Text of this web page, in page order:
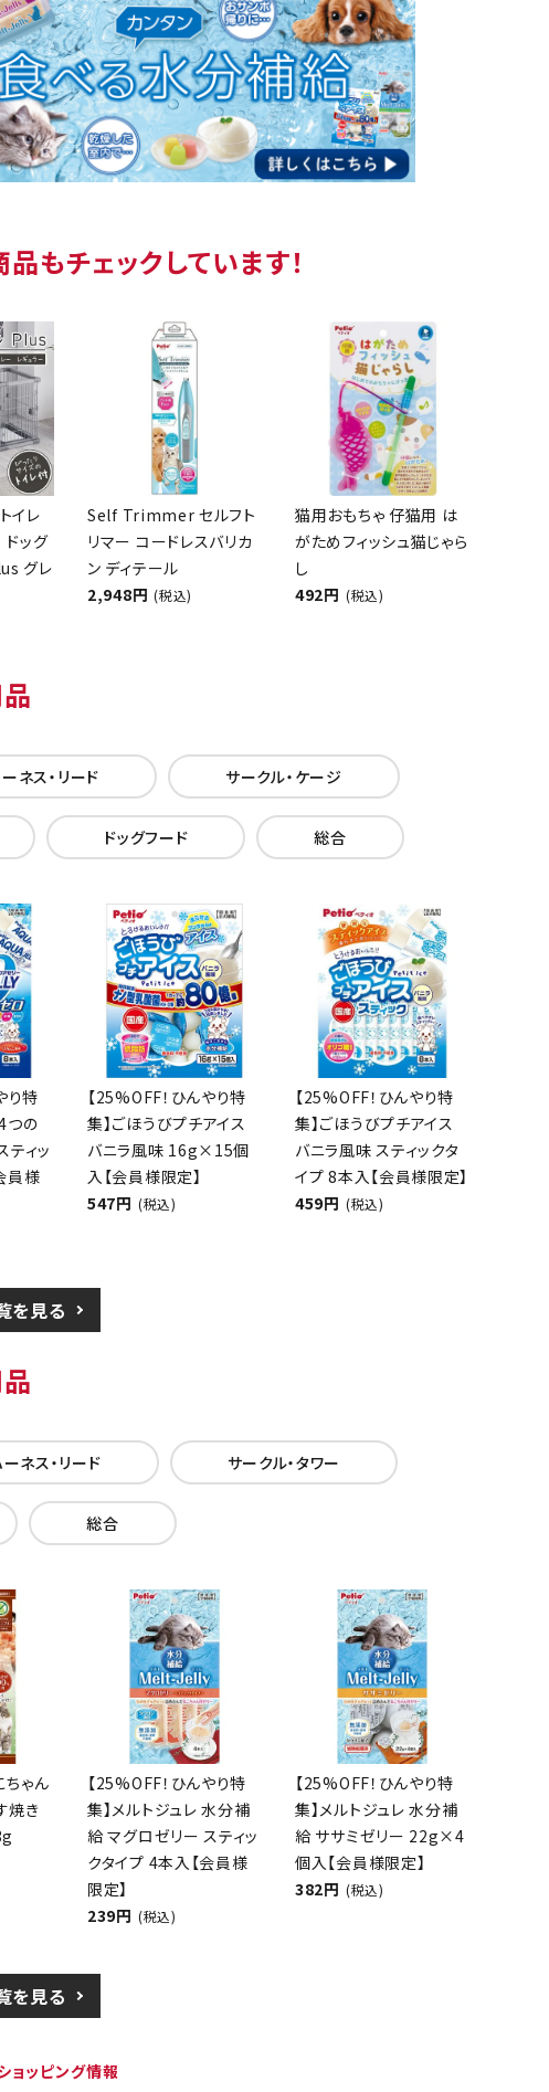
もチェックしています！
イレ
ッグ
グレ
Self Trimmer セルフト
リマー コードレスバリカ
ン ディテール
2,948円 (税込)
猫用おもちゃ 仔猫用 は
がためフィッシュ猫じゃら
し
492円 (税込)
ネス・リード サークル・ケージ
ドッグフード 総合
り特
つの
ティッ
員様
【25%OFF！ひんやり特
集】ごほうびプチアイス
バニラ風味 16g×15個
入【会員様限定】
547円 (税込)
【25%OFF！ひんやり特
集】ごほうびプチアイス
バニラ風味 スティックタ
イプ 8本入【会員様限定】
459円 (税込)
を見る
ネス・リード サークル・タワー
総合
ゃん
焼き
【25%OFF！ひんやり特
集】メルトジュレ 水分補
給 マグロゼリー スティッ
クタイプ 4本入【会員様
限定】
239円 (税込)
【25%OFF！ひんやり特
集】メルトジュレ 水分補
給 ササミゼリー 22g×4
個入【会員様限定】
382円 (税込)
を見る
ョッピング情報